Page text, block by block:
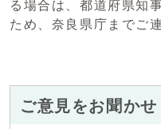
る場合は、都道府県知
ため、奈良県庁までご
ご意見をお聞か